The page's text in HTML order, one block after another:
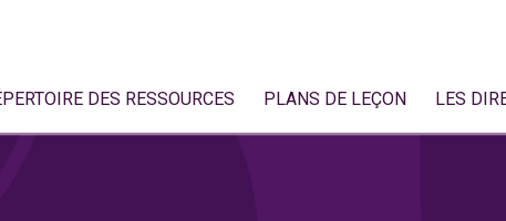
DES RESSOURCES PLANS DE LEÇON LES